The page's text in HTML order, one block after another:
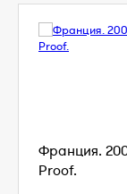
Франция.
Proof.